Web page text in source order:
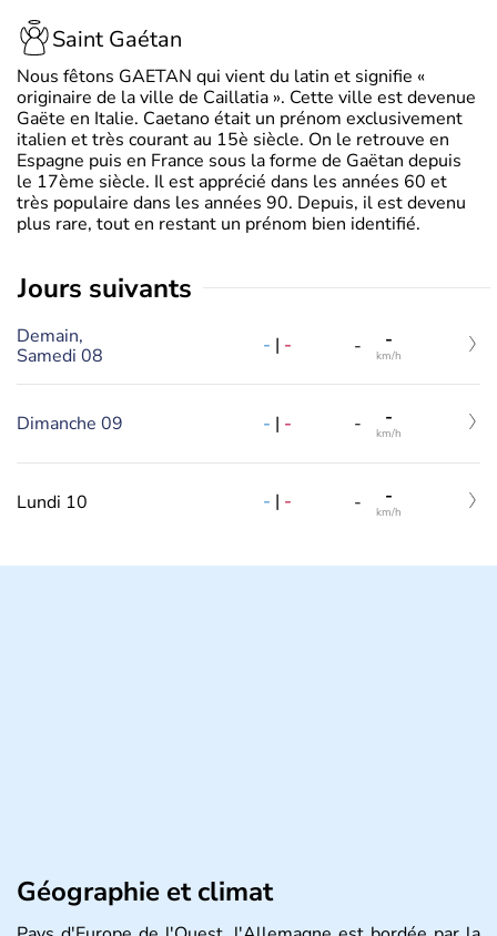
Saint Gaétan
Nous fêtons GAETAN qui vient du latin et signifie «
originaire de la ville de Caillatia ». Cette ville est devenue
Gaëte en Italie. Caetano était un prénom exclusivement
italien et très courant au 15è siècle. On le retrouve en
Espagne puis en France sous la forme de Gaëtan depuis
le 17ème siècle. Il est apprécié dans les années 60 et
très populaire dans les années 90. Depuis, il est devenu
plus rare, tout en restant un prénom bien identifié.
jours suivants
Demain,
Samedi 08
- | - - -
km/h
Dimanche 09 - | - - -
km/h
Lundi 10 - | - - -
km/h
Géographie et climat